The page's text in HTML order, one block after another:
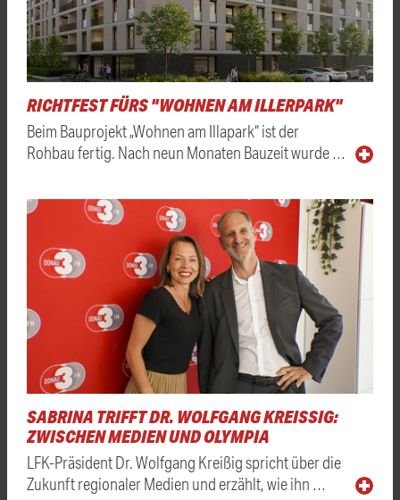
RICHTFEST FÜRS "WOHNEN AM ILLERPARK"
Beim Bauprojekt „Wohnen am Illapark“ ist der
Rohbau fertig. Nach neun Monaten Bauzeit wurde …
SABRINA TRIFFT DR. WOLFGANG KREISSIG: Z
WISCHEN MEDIEN UND OLYMPIA
LFK-Präsident Dr. Wolfgang Kreißig spricht über die
Zukunft regionaler Medien und erzählt, wie ihn …